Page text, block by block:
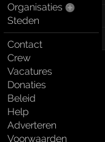
Organisaties
Steden
Contact
Crew
Vacatures
Donaties
Beleid
Help
Adverteren
Voorwaarden